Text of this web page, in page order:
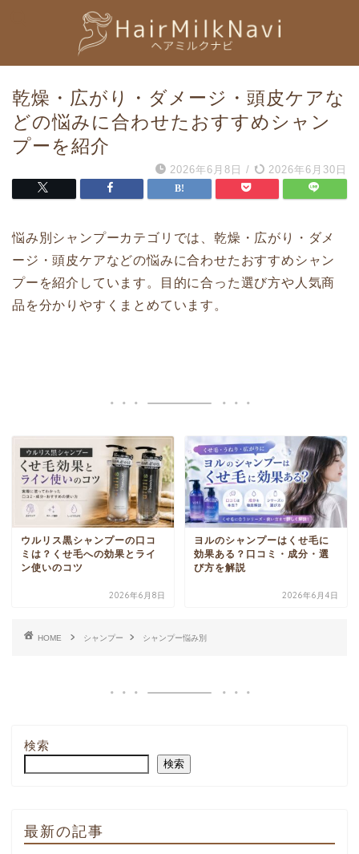
乾燥・広がり・ダメージ・頭皮ケアな
どの悩みに合わせたおすすめシャン
プーを紹介
2026年6月8日 / 2026年6月30日
悩み別シャンプーカテゴリでは、乾燥・広がり・ダメ
ージ・頭皮ケアなどの悩みに合わせたおすすめシャン
プーを紹介しています。目的に合った選び方や人気商
品を分かりやすくまとめています。
ウルリス黒シャンプーの口コ
ミは？くせ毛への効果とライ
ン使いのコツ
2026年6月8日
ヨルのシャンプーはくせ毛に
効果ある？口コミ・成分・選
び方を解説
2026年6月4日
HOME シャンプー シャンプー悩み別
検索
検索
最新の記事